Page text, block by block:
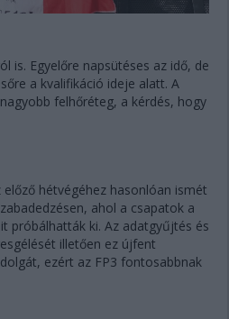
is. Egyelőre napsütéses az idő, de
a kvalifikáció ideje alatt. A
felhőréteg, a kérdés, hogy
hétvégéhez hasonlóan ismét
ahol a csapatok a
próbálhatták ki. Az adatgyűjtés és
illetően ez újfent
ezért az FP3 fontosabbnak